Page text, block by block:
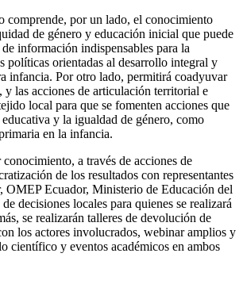
comprende, por un lado, el conocimiento
de género y educación inicial que puede
información indispensables para la
políticas orientadas al desarrollo integral y
infancia. Por otro lado, permitirá coadyuvar
y las acciones de articulación territorial e
local para que se fomenten acciones que
y la igualdad de género, como
en la infancia.
a través de acciones de
de los resultados con representantes
OMEP Ecuador, Ministerio de Educación del
decisiones locales para quienes se realizará
se realizarán talleres de devolución de
los actores involucrados, webinar amplios y
científico y eventos académicos en ambos